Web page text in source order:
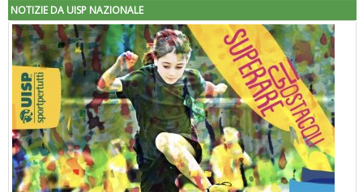
NOTIZIE DA UISP NAZIONALE